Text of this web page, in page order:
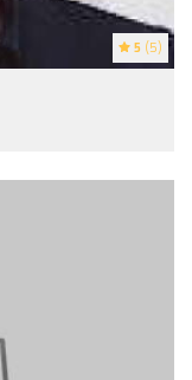
5 (5)